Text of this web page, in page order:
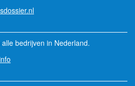
bedrijven in Nederland.